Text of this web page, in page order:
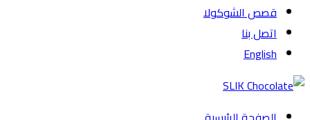
قصص الشوكولا
اتصل بنا
English